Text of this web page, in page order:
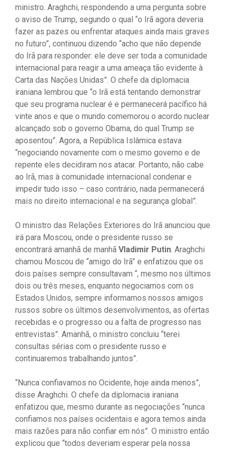
ministro. Araghchi, respondendo a uma pergunta sobre
o aviso de Trump, segundo o qual “o Irã agora deveria
fazer as pazes ou enfrentar ataques ainda mais graves
no futuro”, continuou dizendo “acho que não depende
do Irã para responder: ele deve ser toda a comunidade
internacional para reagir a uma ameaça tão evidente à
Carta das Nações Unidas”. O chefe da diplomacia
iraniana lembrou que “o Irã está tentando demonstrar
que seu programa nuclear é e permanecerá pacífico há
vinte anos e que o mundo comemorou o acordo nuclear
alcançado sob o governo Obama, do qual Trump se
aposentou”. Agora, a República Islâmica estava
“negociando novamente com o mesmo governo e de
repente eles decidiram nos atacar. Portanto, não cabe
ao Irã, mas à comunidade internacional condenar e
impedir tudo isso – caso contrário, nada permanecerá
mais no direito internacional e na segurança global”.
O ministro das Relações Exteriores do Irã anunciou que
irá para Moscou, onde o presidente russo se
encontrará amanhã de manhã Vladimir Putin. Araghchi
chamou Moscou de “amigo do Irã” e enfatizou que os
dois países sempre consultavam “, mesmo nos últimos
dois ou três meses, enquanto negociamos com os
Estados Unidos, sempre informamos nossos amigos
russos sobre os últimos desenvolvimentos, as ofertas
recebidas e o progresso ou a falta de progresso nas
entrevistas”. Amanhã, o ministro concluiu “terei
consultas sérias com o presidente russo e
continuaremos trabalhando juntos”.
“Nunca confiavamos no Ocidente, hoje ainda menos”,
disse Araghchi. O chefe da diplomacia iraniana
enfatizou que, mesmo durante as negociações “nunca
confiamos nos países ocidentais e agora temos ainda
mais razões para não confiar em nós”. O ministro então
explicou que “todos deveriam esperar pela nossa